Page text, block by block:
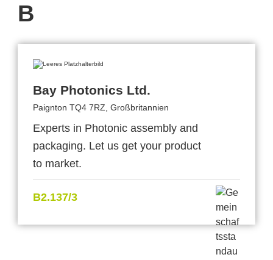
B
Bay Photonics Ltd.
Paignton TQ4 7RZ, Großbritannien
Experts in Photonic assembly and
packaging. Let us get your product
to market.
B2.137/3